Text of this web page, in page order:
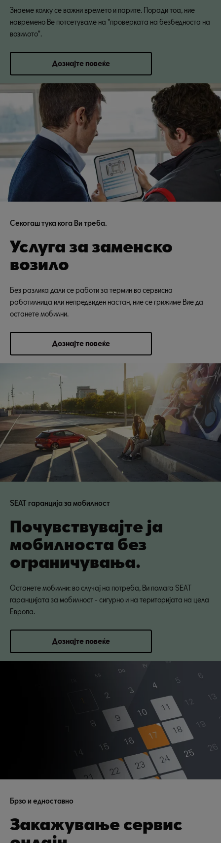
Знаеме колку се важни времето и парите. Поради тоа, ние
навремено Ве потсетуваме на "проверката на безбедноста на
возилото".
Дознајте повеќе
Секогаш тука кога Ви треба.
Услуга за заменско
возило
Без разлика дали се работи за термин во сервисна
работилница или непредвиден настан, ние се грижиме Вие да
останете мобилни.
Дознајте повеќе
SEAT гаранција за мобилност
Почувствувајте ја
мобилноста без
ограничувања.
Останете мобилни: во случај на потреба, Ви помага SEAT
гаранцијата за мобилност - сигурно и на територијата на цела
Европа.
Дознајте повеќе
Брзо и едноставно
Закажување сервис